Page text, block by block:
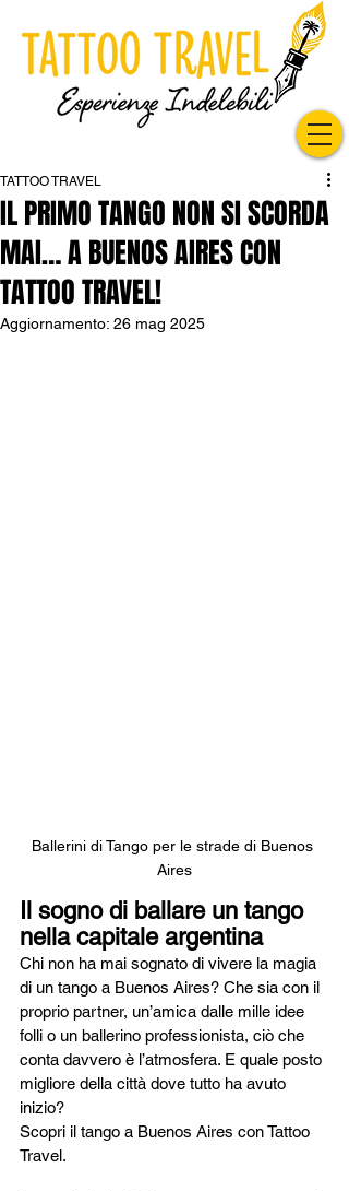
IL PRIMO TANGO NON SI SCORDA
MAI… A BUENOS AIRES CON
TATTOO TRAVEL!
TATTOO TRAVEL
Aggiornamento: 26 mag 2025
Ballerini di Tango per le strade di Buenos
Aires
Il sogno di ballare un tango
nella capitale argentina
Chi non ha mai sognato di vivere la magia
di un tango a Buenos Aires? Che sia con il
proprio partner, un’amica dalle mille idee
folli o un ballerino professionista, ciò che
conta davvero è l’atmosfera. E quale posto
migliore della città dove tutto ha avuto
inizio?
Scopri il tango a Buenos Aires con Tattoo
Travel.